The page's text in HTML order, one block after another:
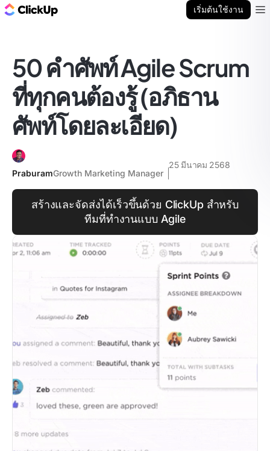
เริ่มต้นใช้งาน
50 คำศัพท์ Agile Scrum
ที่ทุกคนต้องรู้ (อภิธาน
ศัพท์โดยละเอียด)
PraburamGrowth Marketing Manager
25 มีนาคม 2568
สร้างและจัดส่งได้เร็วขึ้นด้วย ClickUp สำหรับ
ทีมที่ทำงานแบบ Agile